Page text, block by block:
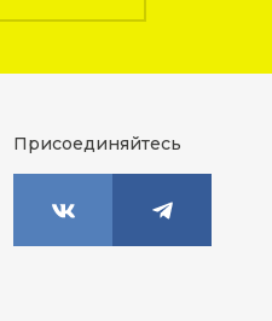
Присоединяйтесь